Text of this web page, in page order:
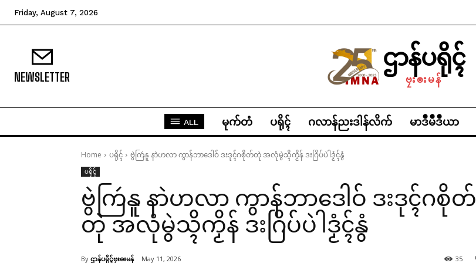
Friday, August 7, 2026
NEWSLETTER
ဌာန်ပရိုၚ်
ဗၠးၜးမန်
ALL မုက်တံ ပရိုၚ် ဂလာန်ညးဒါန်လိက် မာဒဳမဳဒဳယာ
Home ပရိုၚ် ဗွဲကြဴနူ နာဲဟလာ ကွာန်ဘာဒေါဝ် ဒးဒုၚ်ဂစိုတ်တုဲ အလုံမွဲသ္ၚိကၟိန် ဒးဂြိပ်ပဲါဒၟံၚ်နွံ
ပရိုၚ်
ဗွဲကြဴနူ နာဲဟလာ ကွာန်ဘာဒေါဝ် ဒးဒုၚ်ဂစိုတ်
တုဲ အလုံမွဲသ္ၚိကၟိန် ဒးဂြိပ်ပဲါဒၟံၚ်နွံ
By ဌာန်ပရိုၚ်ဗၠးၜးမန် May 11, 2026 35